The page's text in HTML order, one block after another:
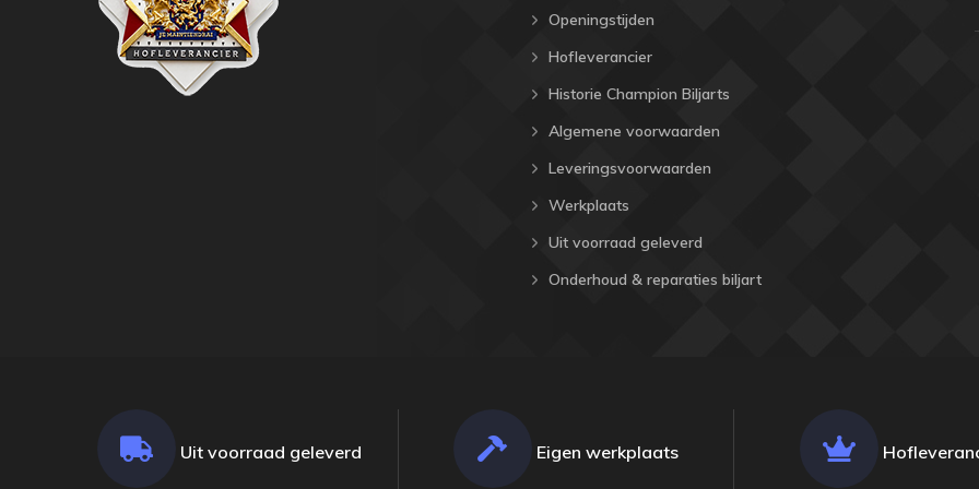
Openingstijden
Hofleverancier
Historie Champion Biljarts
Algemene voorwaarden
Leveringsvoorwaarden
Werkplaats
Uit voorraad geleverd
Onderhoud & reparaties biljart
Uit voorraad geleverd Eigen werkplaats